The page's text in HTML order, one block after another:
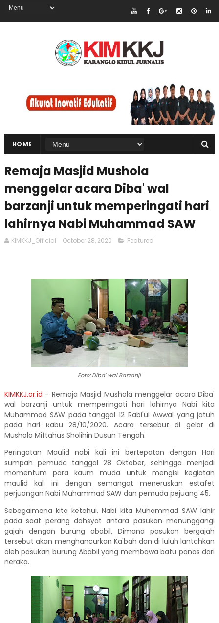
HOME
Remaja Masjid Mushola
menggelar acara Diba' wal
barzanji untuk memperingati hari
lahirnya Nabi Muhammad SAW
KIMKKJ_Official October 28, 2020 Featured
Foto: Diba' wal Barzanji
KIMKKJ.or.id - Remaja Masjid Mushola menggelar acara Diba'
wal barzanji untuk memperingati hari lahirnya Nabi kita
Muhammad SAW pada tanggal 12 Rabi'ul Awwal yang jatuh
pada hari Rabu 28/10/2020. Acara tersebut di gelar di
Mushola Miftahus Sholihin Dusun Tengah.
Peringatan Maulid nabi kali ini bertepatan dengan Hari
sumpah pemuda tanggal 28 Oktober, sehingga menjadi
momentum para kaum muda untuk mengisi kegiatan
maulid kali ini dengan semangat meneruskan estafet
perjuangan Nabi Muhammad SAW dan pemuda pejuang 45.
Sebagaimana kita ketahui, Nabi kita Muhammad SAW lahir
pada saat perang dahsyat antara pasukan menunggangi
gajah dengan burung ababil. Dimana pasukan bergajah
tersebut akan menghancurkan Ka'bah dan di luluh lantahkan
oleh pasukan burung Ababil yang membawa batu panas dari
neraka.